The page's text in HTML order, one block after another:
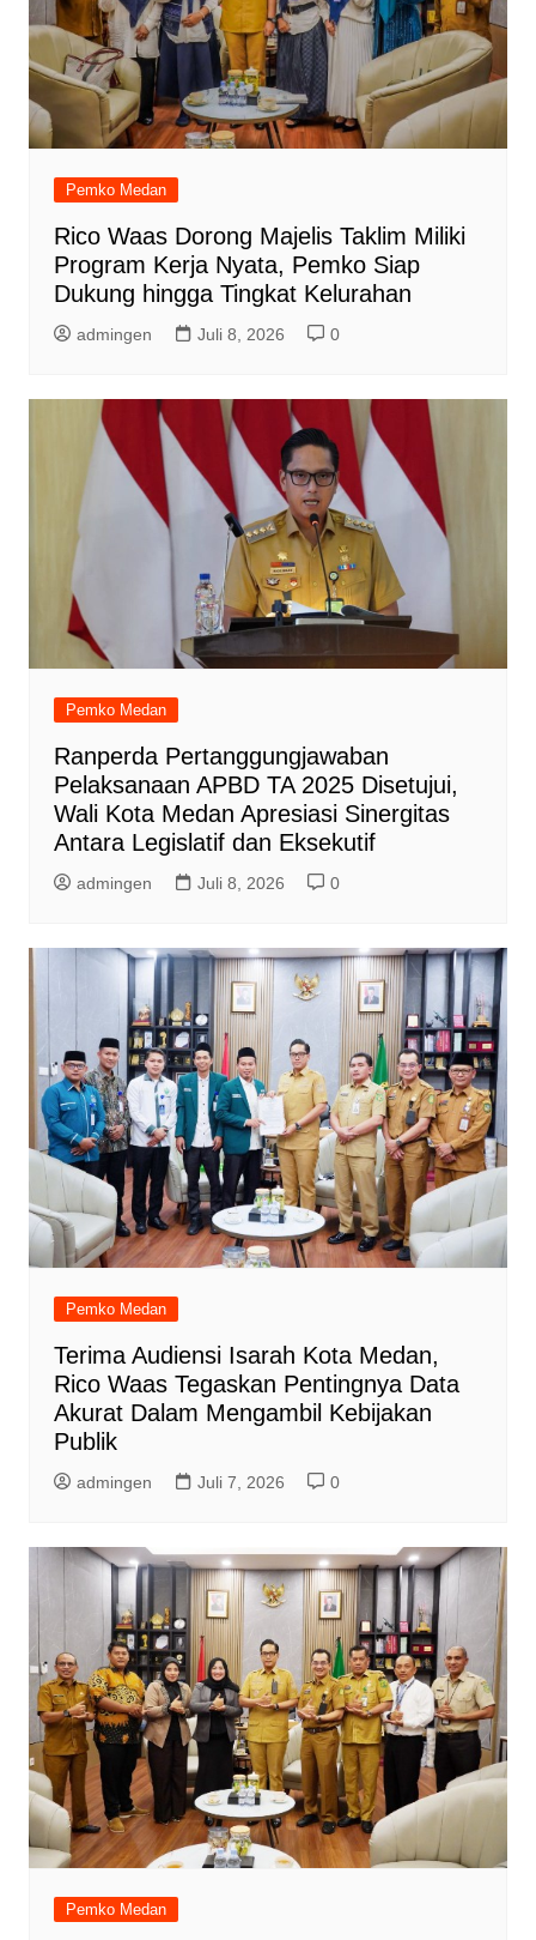
Pemko Medan
Rico Waas Dorong Majelis Taklim Miliki
Program Kerja Nyata, Pemko Siap
Dukung hingga Tingkat Kelurahan
admingen Juli 8, 2026 0
Pemko Medan
Ranperda Pertanggungjawaban
Pelaksanaan APBD TA 2025 Disetujui,
Wali Kota Medan Apresiasi Sinergitas
Antara Legislatif dan Eksekutif
admingen Juli 8, 2026 0
Pemko Medan
Terima Audiensi Isarah Kota Medan,
Rico Waas Tegaskan Pentingnya Data
Akurat Dalam Mengambil Kebijakan
Publik
admingen Juli 7, 2026 0
Pemko Medan